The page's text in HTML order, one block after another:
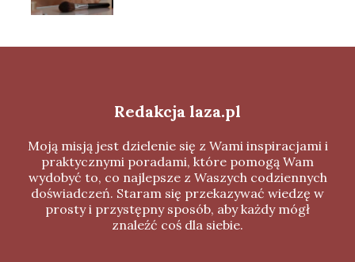
Redakcja laza.pl
Moją misją jest dzielenie się z Wami inspiracjami i
praktycznymi poradami, które pomogą Wam
wydobyć to, co najlepsze z Waszych codziennych
doświadczeń. Staram się przekazywać wiedzę w
prosty i przystępny sposób, aby każdy mógł
znaleźć coś dla siebie.